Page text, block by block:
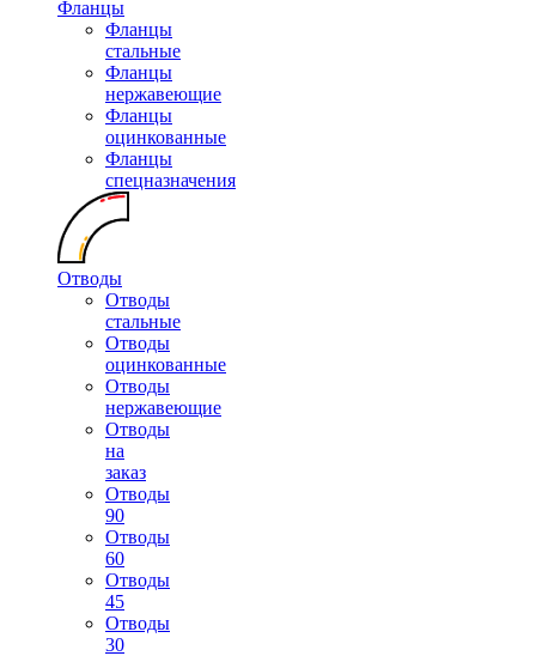
Фланцы
Фланцы
стальные
Фланцы
нержавеющие
Фланцы
оцинкованные
Фланцы
спецназначения
Отводы
Отводы
стальные
Отводы
оцинкованные
Отводы
нержавеющие
Отводы
на
заказ
Отводы
90
Отводы
60
Отводы
45
Отводы
30